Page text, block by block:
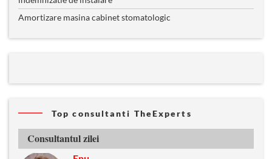
Amortizare masina cabinet stomatologic
Top consultanti TheExperts
Consultantul zilei